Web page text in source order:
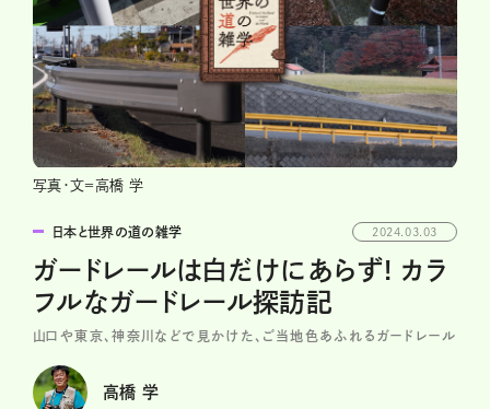
写真・文＝高橋 学
日本と世界の道の雑学 2024.03.03
ガードレールは白だけにあらず! カラ
フルなガードレール探訪記
山口や東京、神奈川などで見かけた、ご当地色あふれるガードレール
高橋 学